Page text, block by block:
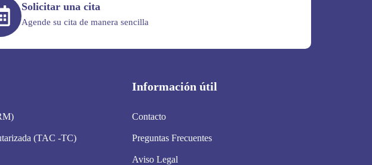
Solicitar una cita
Agende su cita de manera sencilla
(TAC -TC)
Información útil
Contacto
Preguntas Frecuentes
Aviso Legal